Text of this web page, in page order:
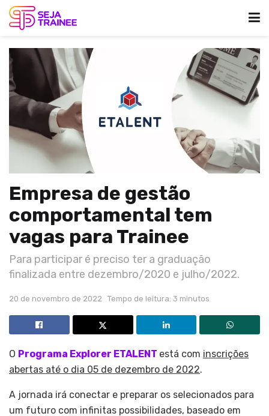
Empresa de gestão
comportamental tem
vagas para Trainee
Para participar é preciso ter a graduação
finalizada entre dezembro/2020 e julho/2022.
20 de novembro de 2022 Tempo de leitura: 3 minutos
O Programa Explorer ETALENT está com inscrições
abertas até o dia 05 de dezembro de 2022.
A jornada irá conectar e preparar os selecionados para
um futuro com infinitas possibilidades, baseado em